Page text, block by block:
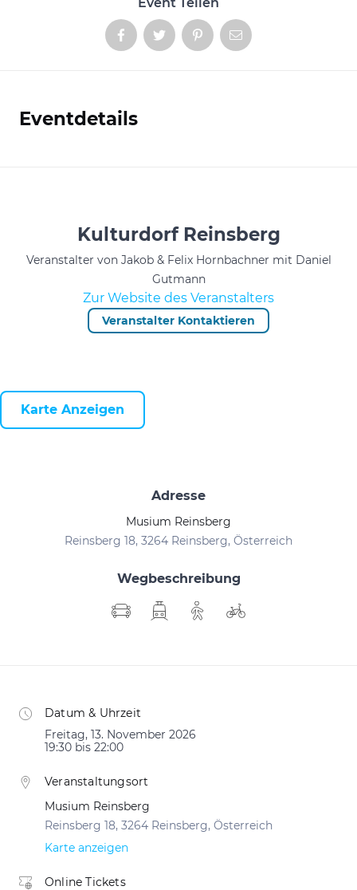
Eventdetails
Kulturdorf Reinsberg
Veranstalter von Jakob & Felix Hornbachner mit Daniel
Gutmann
Zur Website des Veranstalters
Veranstalter Kontaktieren
Karte Anzeigen
Adresse
Musium Reinsberg
Reinsberg 18, 3264 Reinsberg, Österreich
Wegbeschreibung
Datum & Uhrzeit
Freitag, 13. November 2026
19:30 bis 22:00
Veranstaltungsort
Musium Reinsberg
Reinsberg 18, 3264 Reinsberg, Österreich
Karte anzeigen
Online Tickets